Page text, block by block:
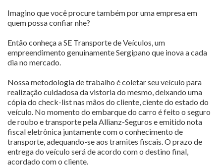
Imagino que você procure também por uma empresa em
quem possa confiar nhe?
Então conheça a SE Transporte de Veículos, um
empreendimento genuinamente Sergipano que inova a cada
dia no mercado.
Nossa metodologia de trabalho é coletar seu veículo para
realização cuidadosa da vistoria do mesmo, deixando uma
cópia do check-list nas mãos do cliente, ciente do estado do
veículo. No momento do embarque do carro é feito o seguro
de roubo e transporte pela Allianz-Seguros e emitido nota
fiscal eletrônica juntamente com o conhecimento de
transporte, adequando-se aos tramites fiscais. O prazo de
entrega do veículo será de acordo com o destino final,
acordado com o cliente.